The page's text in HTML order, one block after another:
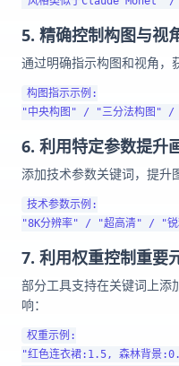
5. 精确控制构图与视
通过明确指示构图和视角，
构图指示示例:
6. 利用特定参数提升
添加技术参数关键词，提升
技术参数示例:
7. 利用权重控制重要
部分工具支持在关键词上添
响：
权重示例:
"红色连衣裙:1.5, 森林背景